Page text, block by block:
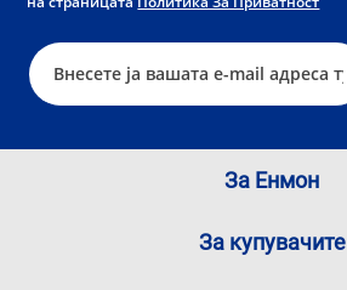
За Енмон
За купувачите